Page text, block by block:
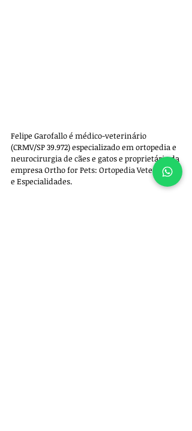
Felipe Garofallo é médico-veterinário
(CRMV/SP 39.972) especializado em ortopedia e
neurocirurgia de cães e gatos e proprietário da
empresa Ortho for Pets: Ortopedia Veterinária
e Especialidades.